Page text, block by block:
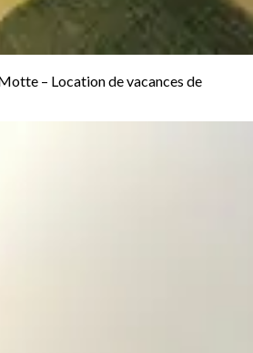
– Location de vacances de